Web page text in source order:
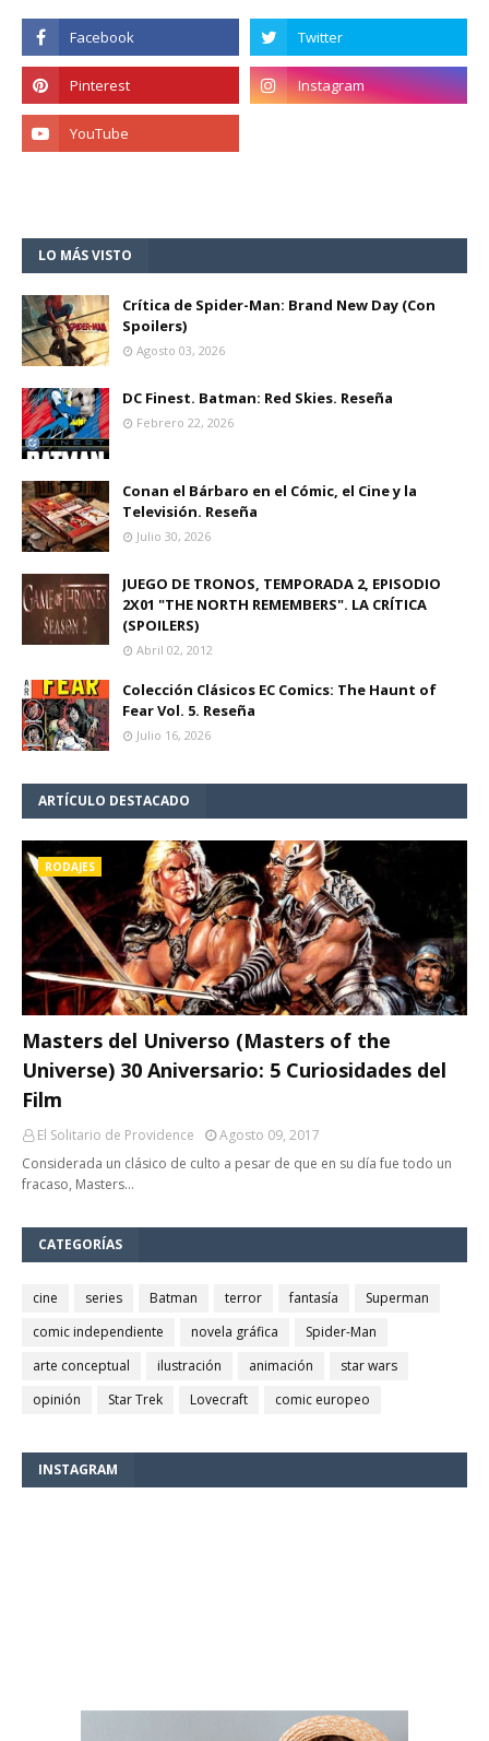
LO MÁS VISTO
Crítica de Spider-Man: Brand New Day (Con
Spoilers)
Agosto 03, 2026
DC Finest. Batman: Red Skies. Reseña
Febrero 22, 2026
Conan el Bárbaro en el Cómic, el Cine y la
Televisión. Reseña
Julio 30, 2026
JUEGO DE TRONOS, TEMPORADA 2, EPISODIO
2X01 "THE NORTH REMEMBERS". LA CRÍTICA
(SPOILERS)
Abril 02, 2012
Colección Clásicos EC Comics: The Haunt of
Fear Vol. 5. Reseña
Julio 16, 2026
ARTÍCULO DESTACADO
RODAJES
Masters del Universo (Masters of the
Universe) 30 Aniversario: 5 Curiosidades del
Film
El Solitario de Providence
Agosto 09, 2017
Considerada un clásico de culto a pesar de que en su día fue todo un
fracaso, Masters…
CATEGORÍAS
cine series Batman terror fantasía
Superman
comic independiente
novela gráfica
Spider-Man
arte conceptual
ilustración animación
star wars
opinión
Star Trek Lovecraft comic europeo
INSTAGRAM